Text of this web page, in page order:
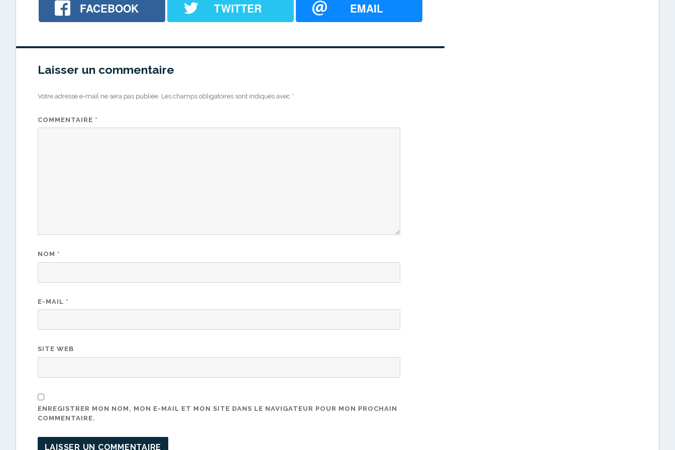
FACEBOOK TWITTER EMAIL
Laisser un commentaire
Votre adresse e-mail ne sera pas publiée. Les champs obligatoires sont indiqués avec *
COMMENTAIRE *
NOM *
E-MAIL *
SITE WEB
ENREGISTRER MON NOM, MON E-MAIL ET MON SITE DANS LE NAVIGATEUR POUR MON PROCHAIN
COMMENTAIRE.